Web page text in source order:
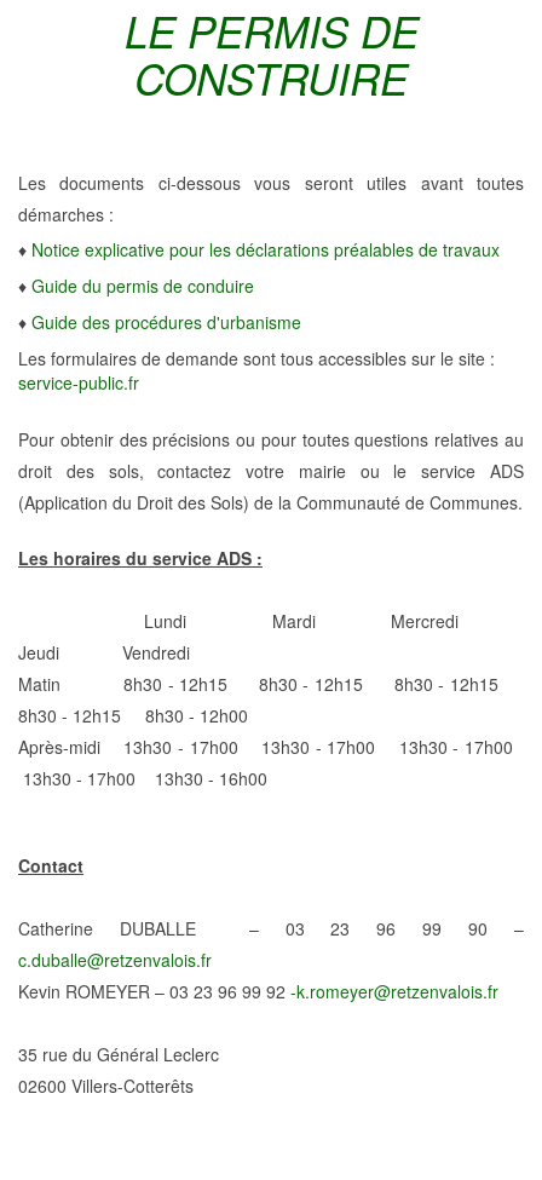
LE PERMIS DE
CONSTRUIRE
Les documents ci-dessous vous seront utiles avant toutes
démarches :
♦ Notice explicative pour les déclarations préalables de travaux
♦ Guide du permis de conduire
♦ Guide des procédures d'urbanisme
Les formulaires de demande sont tous accessibles sur le site :
service-public.fr
Pour obtenir des précisions ou pour toutes questions relatives au
droit des sols, contactez votre mairie ou le service ADS
(Application du Droit des Sols) de la Communauté de Communes.
Les horaires du service ADS :
Lundi Mardi Mercredi
Jeudi Vendredi
Matin 8h30 - 12h15 8h30 - 12h15 8h30 - 12h15
8h30 - 12h15 8h30 - 12h00
Après-midi 13h30 - 17h00 13h30 - 17h00 13h30 - 17h00
13h30 - 17h00 13h30 - 16h00
Contact
Catherine DUBALLE – 03 23 96 99 90 –
c.duballe@retzenvalois.fr
Kevin ROMEYER – 03 23 96 99 92 -k.romeyer@retzenvalois.fr
35 rue du Général Leclerc
02600 Villers-Cotterêts